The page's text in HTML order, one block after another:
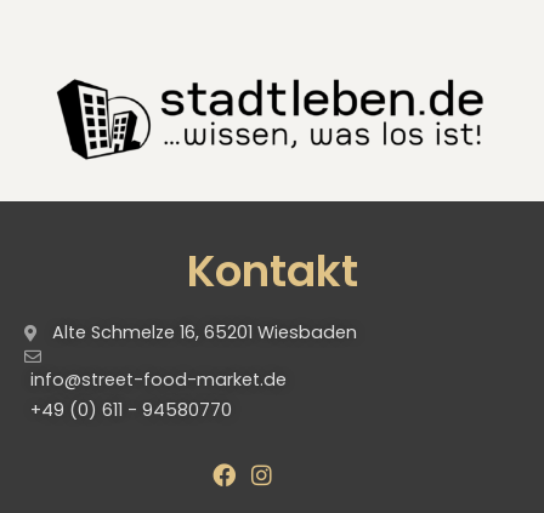
Kontakt
Alte Schmelze 16, 65201 Wiesbaden
info@street-food-market.de
+49 (0) 611 - 94580770